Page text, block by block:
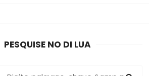
PESQUISE NO DI LUA